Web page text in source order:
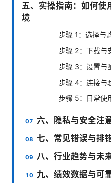
五、实操指南：如何使
境
步骤 1：选择与
步骤 2：下载与
步骤 3：设置与
步骤 4：连接与
步骤 5：日常使
六、隐私与安全注
七、常见错误与排
八、行业趋势与未
九、绩效数据与可